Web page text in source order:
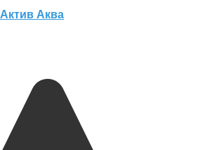
Актив Аква